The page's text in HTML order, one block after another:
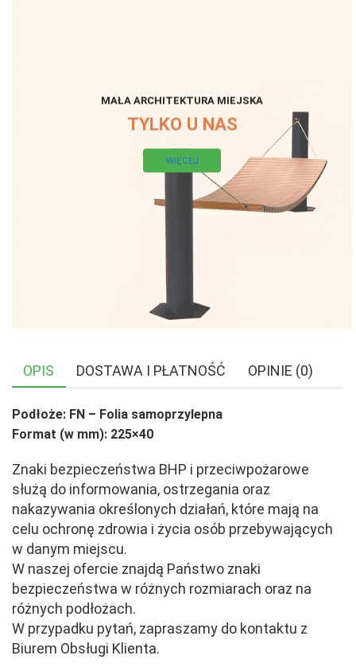
MAŁA ARCHITEKTURA MIEJSKA
TYLKO U NAS
WIĘCEJ
OPIS DOSTAWA I PŁATNOŚĆ OPINIE (0)
Podłoże: FN – Folia samoprzylepna
Format (w mm): 225×40
Znaki bezpieczeństwa BHP i przeciwpożarowe
służą do informowania, ostrzegania oraz
nakazywania określonych działań, które mają na
celu ochronę zdrowia i życia osób przebywających
w danym miejscu.
W naszej ofercie znajdą Państwo znaki
bezpieczeństwa w różnych rozmiarach oraz na
różnych podłożach.
W przypadku pytań, zapraszamy do kontaktu z
Biurem Obsługi Klienta.